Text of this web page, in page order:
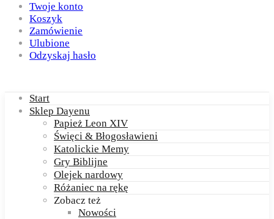
Twoje konto
Koszyk
Zamówienie
Ulubione
Odzyskaj hasło
Start
Sklep Dayenu
Papież Leon XIV
Święci & Błogosławieni
Katolickie Memy
Gry Biblijne
Olejek nardowy
Różaniec na rękę
Zobacz też
Nowości